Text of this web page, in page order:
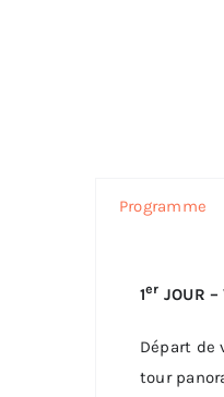
Programme
1er JOUR –
Départ de
tour